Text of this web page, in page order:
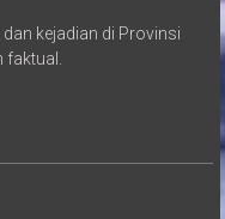
kejadian di Provinsi
faktual.